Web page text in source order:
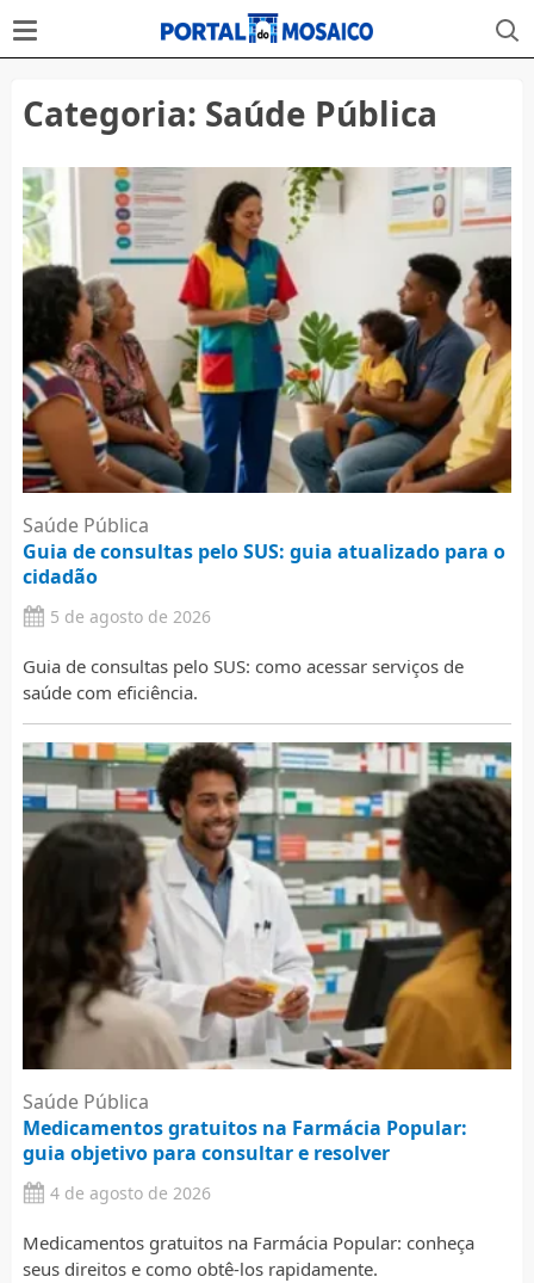
Categoria: Saúde Pública
Saúde Pública
Guia de consultas pelo SUS: guia atualizado para o
cidadão
5 de agosto de 2026
Guia de consultas pelo SUS: como acessar serviços de
saúde com eficiência.
Saúde Pública
Medicamentos gratuitos na Farmácia Popular:
guia objetivo para consultar e resolver
4 de agosto de 2026
Medicamentos gratuitos na Farmácia Popular: conheça
seus direitos e como obtê-los rapidamente.